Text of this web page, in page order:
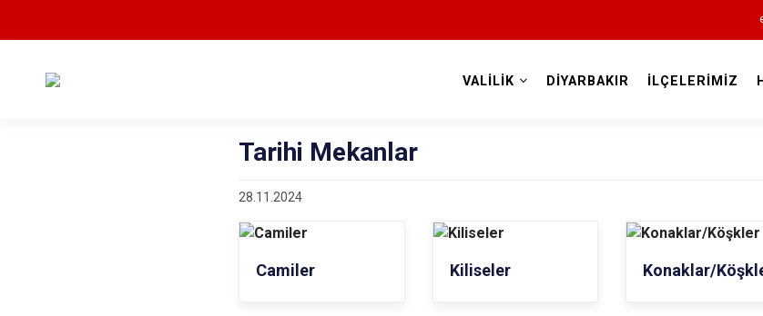
VALİLİK DİYARBAKIR İLÇELERİMİZ
Tarihi Mekanlar
28.11.2024
Camiler Kiliseler Konaklar/